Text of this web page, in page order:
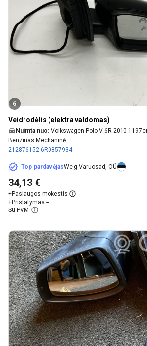
6
Veidrodėlis (elektra valdomas)
Nuimta nuo: Volkswagen Polo V 6R 2010
Benzinas Mechaninė
212876152 6R0857934
Top pardavėjasWelg Varuosad, OÜ
34,13 €
+Paslaugos mokestis
+Pristatymas --
Su PVM